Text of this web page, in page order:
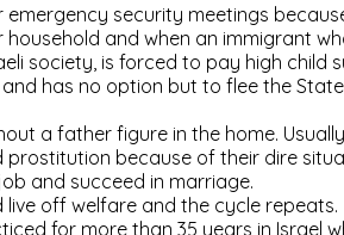
security meetings
and when an immigrant
society, is forced to pay high child
has no option but to flee the
a father figure in the home.
because of their dire
and succeed in marriage.
live off welfare and the cycle repeats.
for more than 35 years in Israel